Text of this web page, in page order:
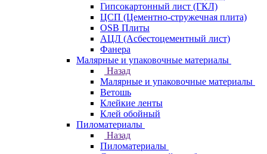
Гипсокартонный лист (ГКЛ)
ЦСП (Цементно-стружечная плита)
OSB Плиты
АЦЛ (Асбестоцементный лист)
Фанера
Малярные и упаковочные материалы
Назад
Малярные и упаковочные материалы
Ветошь
Клейкие ленты
Клей обойный
Пиломатериалы
Назад
Пиломатериалы